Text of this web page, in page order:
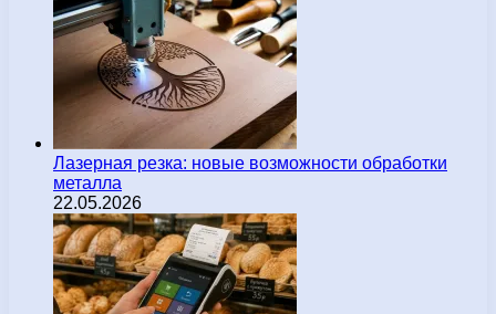
Лазерная резка: новые возможности обработки
металла
22.05.2026